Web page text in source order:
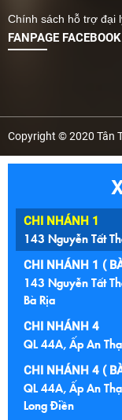
Chính sách hỗ trợ đại
FANPAGE FACEBOOK
Copyright © 2020 Tân
CHI NHÁNH 1
143 Nguyễn Tất
CHI NHÁNH 1 (
143 Nguyễn Tất
Bà Rịa
CHI NHÁNH 4
QL 44A, Ấp An
CHI NHÁNH 4 (
QL 44A, Ấp An
Long Điền